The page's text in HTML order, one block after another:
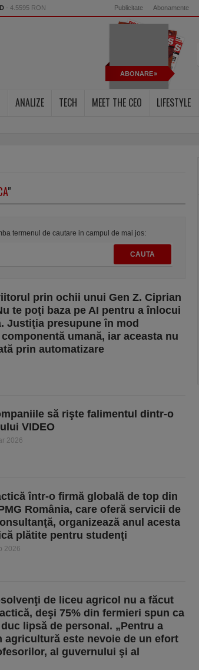
- 4.5595 RON Publicitate Abonamente
ABONARE
ANALIZE TECH MEET THE CEO LIFESTYLE
"
termenul de cautare in campul de mai jos:
prin ochii unui Gen Z. Ciprian
te poţi baza pe AI pentru a înlocui
Justiţia presupune în mod
umană, iar aceasta nu
prin automatizare
să rişte falimentul dintr-o
VIDEO
2026
într-o firmă globală de top din
România, care oferă servicii de
organizează anul acesta
plătite pentru studenţi
2026
de liceu agricol nu a făcut
deşi 75% din fermieri spun ca
lipsă de personal. „Pentru a
agricultură este nevoie de un efort
al guvernului şi al